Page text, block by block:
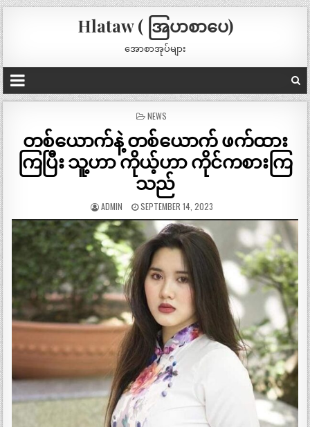
Hlataw ( အြပာစာပေ)
အောစာအုပ်များ
POSTED
IN
NEWS
တစ်ယောက်နဲ့ တစ်ယောက် ဖက်ထား
ကြပြီး သူ့ဟာ ကိုယ့်ဟာ ကိုင်ကစားကြ
သည်
ADMIN SEPTEMBER 14, 2023